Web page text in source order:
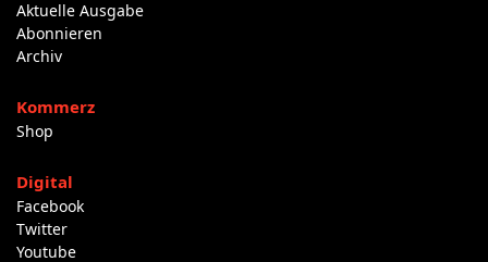
Aktuelle Ausgabe
Abonnieren
Archiv
Kommerz
Shop
Digital
Facebook
Twitter
Youtube